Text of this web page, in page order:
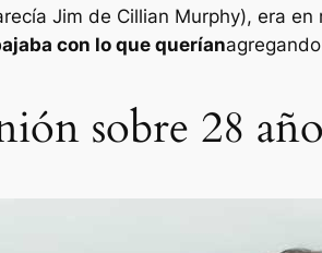
Jim de Cillian Murphy), era
con lo que querían
sobre 28